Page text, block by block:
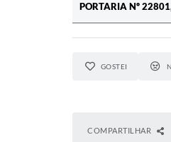
PORTARIA Nº
GOSTEI
COMPARTILHAR